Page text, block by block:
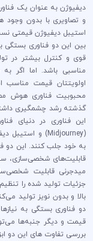
دیفیوژن به عنوان یک
و تصاویری با بدون وجود
استیبل دیفیوژن قیمتی
بین این دو فناوری بستگی
قوی و کنترل بیشتر در
مناسبی باشد. اما اگر
اولویتتان قیمت مناسب
محبوبیت فناوری هوش
گذشته رشد چشمگیری
این فناوری در دنیای
به خود جلب کنند. این دو
قابلیت‌های شخصی‌سازی،
میدجرنی قابلیت
جزئیات تولید شده را
بالا و بدون نویز تولید
دو فناوری بستگی به
قیمت و دیگر جنبه‌ها
بررسی تفاوت های این دو